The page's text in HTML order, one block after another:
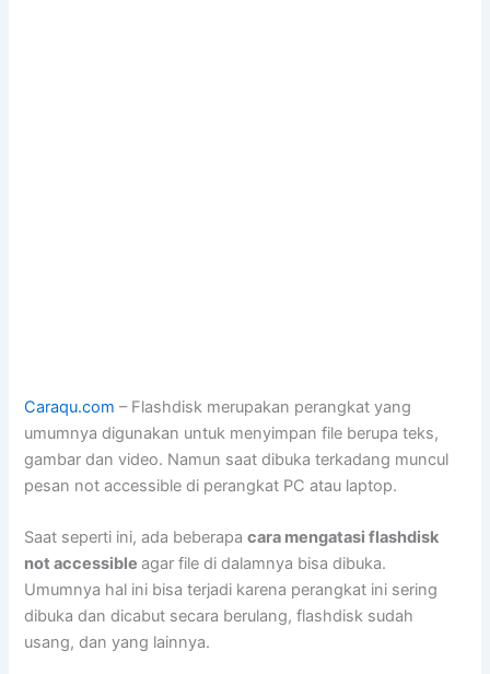
Caraqu.com – Flashdisk merupakan perangkat yang
umumnya digunakan untuk menyimpan file berupa teks,
gambar dan video. Namun saat dibuka terkadang muncul
pesan not accessible di perangkat PC atau laptop.
Saat seperti ini, ada beberapacara mengatasi flashdisk
not accessibleagar file di dalamnya bisa dibuka.
Umumnya hal ini bisa terjadi karena perangkat ini sering
dibuka dan dicabut secara berulang, flashdisk sudah
usang, dan yang lainnya.